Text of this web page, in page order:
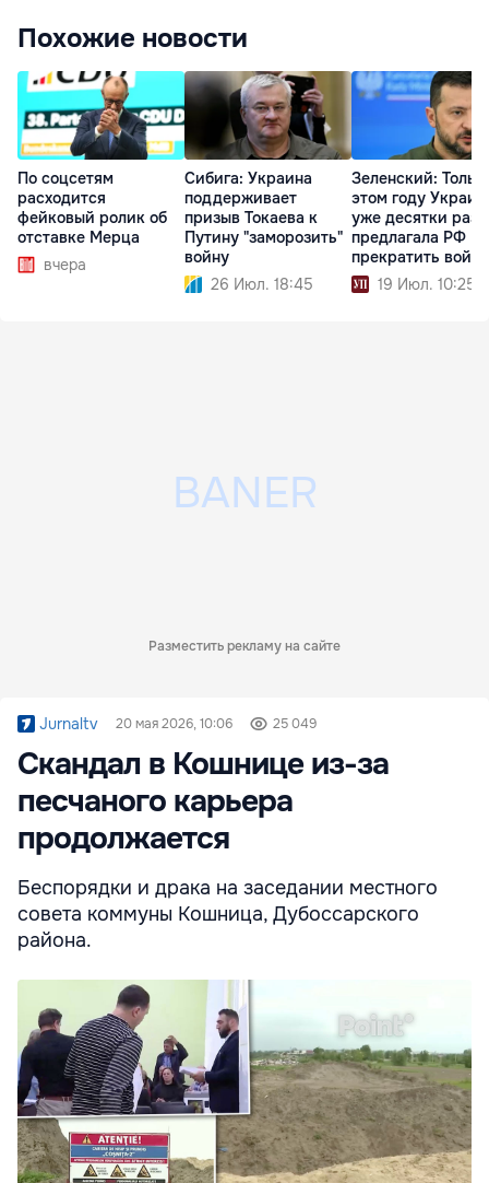
Похожие новости
По соцсетям
расходится
фейковый ролик об
отставке Мерца
вчера
Сибига: Украина
поддерживает
призыв Токаева к
Путину "заморозить"
войну
26 Июл. 18:45
Зеленский:
этом году
уже десятки раз
предлагала РФ
прекратить войну
19 Июл. 10:25
Разместить рекламу на сайте
Jurnaltv 20 мая 2026, 10:06 25 049
Скандал в Кошнице из-за
песчаного карьера
продолжается
Беспорядки и драка на заседании местного
совета коммуны Кошница, Дубоссарского
района.